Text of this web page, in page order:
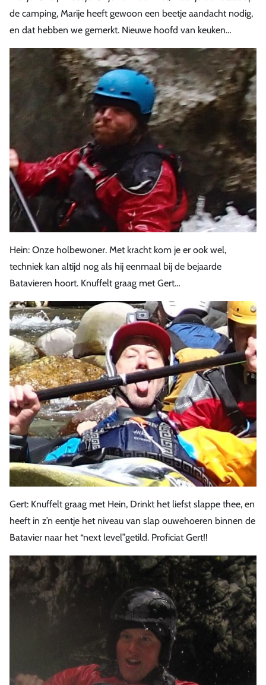
de camping, Marije heeft gewoon een beetje aandacht nodig,
en dat hebben we gemerkt. Nieuwe hoofd van keuken…
Hein: Onze holbewoner. Met kracht kom je er ook wel,
techniek kan altijd nog als hij eenmaal bij de bejaarde
Batavieren hoort. Knuffelt graag met Gert…
Gert: Knuffelt graag met Hein, Drinkt het liefst slappe thee, en
heeft in z’n eentje het niveau van slap ouwehoeren binnen de
Batavier naar het “next level”getild. Proficiat Gert!!